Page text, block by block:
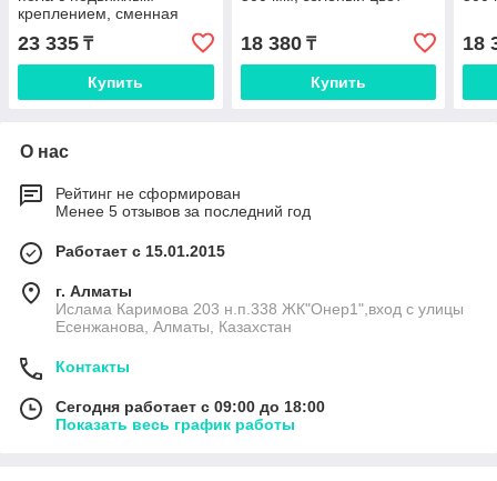
креплением, сменная
кассета, 500 мм, красный
цвет
23 335 ₸
Купить
18 380₸
Купить
18
О нас
Рейтинг не сформирован
Менее 5 отзывов за последний год
Работает с 15.01.2015
г. Алматы
Ислама Каримова 203 н.п.338 ЖК"Онер1",вход с улицы
Есенжанова, Алматы, Казахстан
Контакты
Сегодня работает с 09:00 до 18:00
Показать весь график работы